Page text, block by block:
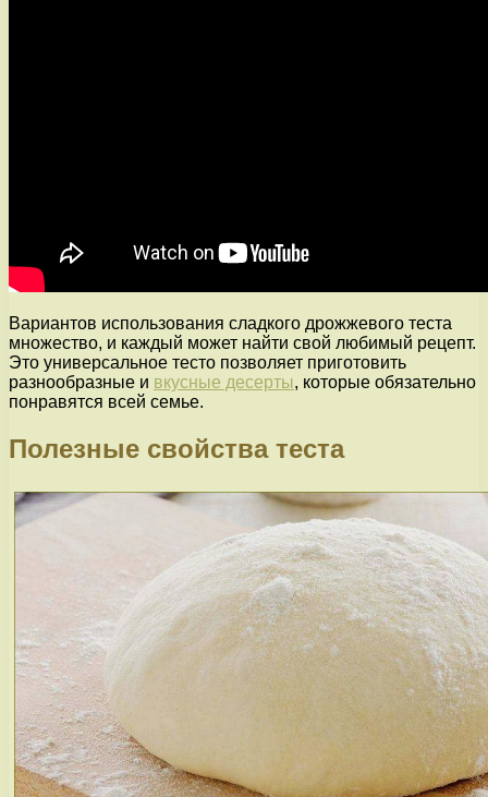
Вариантов использования сладкого дрожжевого теста
множество, и каждый может найти свой любимый рецепт.
Это универсальное тесто позволяет приготовить
разнообразные и вкусные десерты, которые обязательно
понравятся всей семье.
Полезные свойства теста